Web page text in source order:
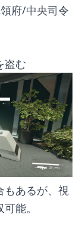
府/中央司令
盗む
あるが、視
能。